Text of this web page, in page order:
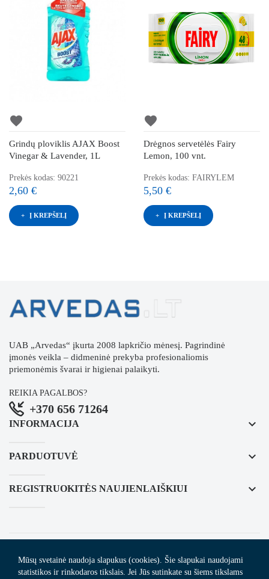
favorite
Grindų ploviklis AJAX Boost
Vinegar & Lavender, 1L
Prekės kodas: 90221
2,60 €
Į KREPŠELĮ
favorite
Drėgnos servetėlės Fairy
Lemon, 100 vnt.
Prekės kodas: FAIRYLEM
5,50 €
Į KREPŠELĮ
UAB „Arvedas“ įkurta 2008 lapkričio mėnesį. Pagrindinė
įmonės veikla – didmeninė prekyba profesionaliomis
priemonėmis švarai ir higienai palaikyti.
REIKIA PAGALBOS?
+370 656 71264
INFORMACIJA keyboard_arrow_down
PARDUOTUVĖ keyboard_arrow_down
REGISTRUOKITĖS NAUJIENLAIŠKIUI keyboard_arrow_down
© 2024 Arvedas.lt - švaros prekių el. parduotuvė.
Sprendimas ITBrolis.lt
Mūsų svetainė naudoja slapukus (cookies). Šie slapukai naudojami
statistikos ir rinkodaros tikslais. Jei Jūs sutinkate su šiems tikslams